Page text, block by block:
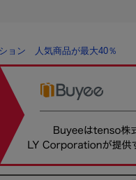
ョン 人気商品が最大40％